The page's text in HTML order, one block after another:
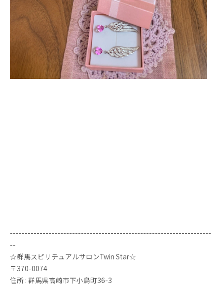
--------------------------------------------------------------------
--
☆群馬スピリチュアルサロンTwin Star☆
〒370-0074
住所 : 群馬県高崎市下小鳥町36-3